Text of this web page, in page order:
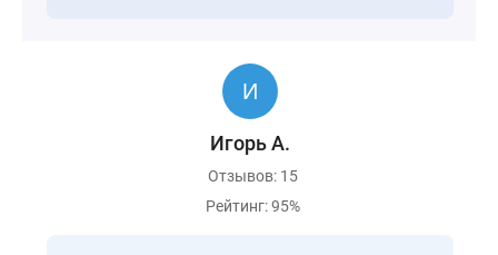
Игорь А.
Отзывов: 15
Рейтинг: 95%